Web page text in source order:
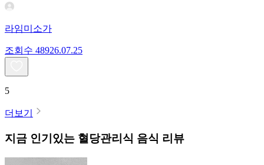
라임미소가
조회수 48926.07.25
5
더보기
지금 인기있는 혈당관리식 음식 리뷰